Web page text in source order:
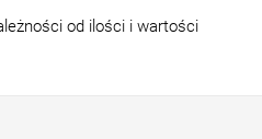
od ilości i wartości